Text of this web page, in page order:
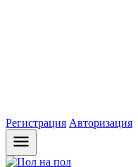
Регистрация Авторизация